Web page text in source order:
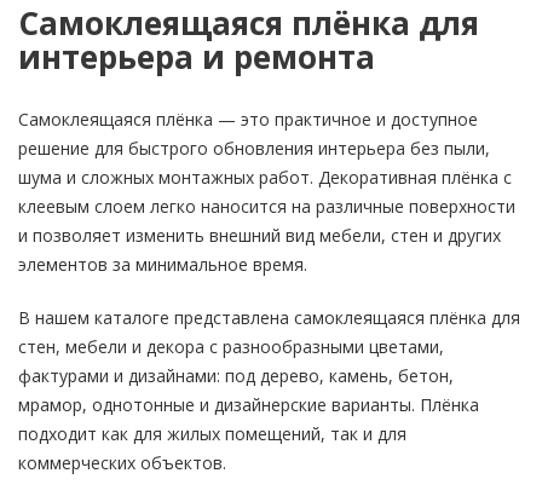
Самоклеящаяся плёнка для
интерьера и ремонта
Самоклеящаяся плёнка — это практичное и доступное
решение для быстрого обновления интерьера без пыли,
шума и сложных монтажных работ. Декоративная плёнка с
клеевым слоем легко наносится на различные поверхности
и позволяет изменить внешний вид мебели, стен и других
элементов за минимальное время.
В нашем каталоге представлена самоклеящаяся плёнка для
стен, мебели и декора с разнообразными цветами,
фактурами и дизайнами: под дерево, камень, бетон,
мрамор, однотонные и дизайнерские варианты. Плёнка
подходит как для жилых помещений, так и для
коммерческих объектов.